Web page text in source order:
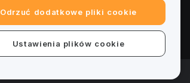
Odrzuć dodatkowe pliki cookie
Ustawienia plików cookie